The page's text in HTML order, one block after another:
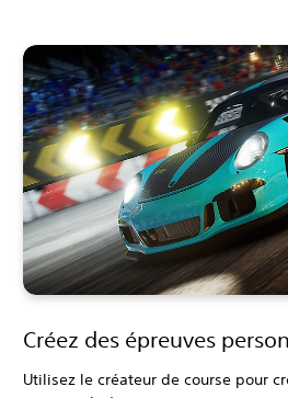
Créez des épreuves
Utilisez le créateur de course pour